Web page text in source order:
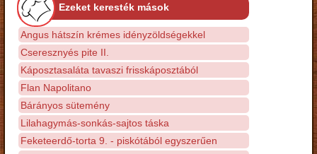
Ezeket keresték mások
Angus hátszín krémes idényzöldségekkel
Cseresznyés pite II.
Káposztasaláta tavaszi frisskáposztából
Flan Napolitano
Bárányos sütemény
Lilahagymás-sonkás-sajtos táska
Feketeerdő-torta 9. - piskótából egyszerűen